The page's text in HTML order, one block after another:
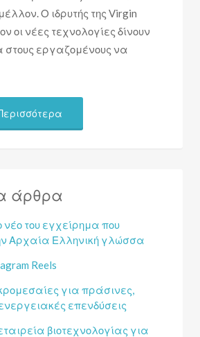
Ο ιδρυτής της Virgin
οι νέες τεχνολογίες δίνουν
στους εργαζομένους να
άρθρα
νέο του εγχείρημα που
Αρχαία Ελληνική γλώσσα
Reels
για πράσινες,
επενδύσεις
βιοτεχνολογίας για